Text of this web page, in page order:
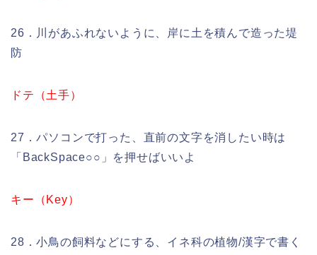
26．川があふれないように、岸に土を積んで造った堤
防
ドテ（土手）
27．パソコンで打った、直前の文字を消したい時は
「BackSpace○○」を押せばいいよ
キー（Key）
28．小鳥の飼料などにする、イネ科の植物/漢字で書く